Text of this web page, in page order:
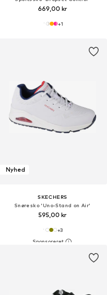
669,00 kr
+1
Nyhed
SKECHERS
Snøresko 'Uno-Stand on Air'
595,00 kr
+3